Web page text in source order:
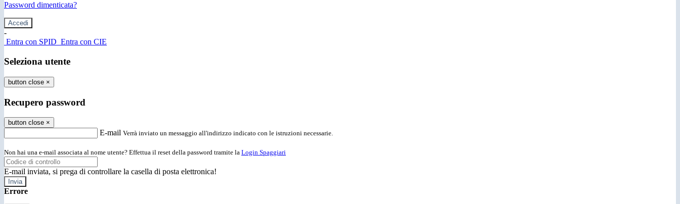
Password dimenticata?
-
Entra con SPID Entra con CIE
Seleziona utente
button close ×
Recupero password
button close ×
E-mail Verrà inviato un messaggio all'indirizzo indicato con le istruzioni necessarie.
Non hai una e-mail associata al nome utente? Effettua il reset della password tramite la Login Spaggiari
E-mail inviata, si prega di controllare la casella di posta elettronica!
Errore